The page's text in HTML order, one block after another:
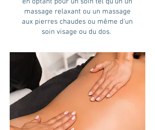
massage relaxant ou un massage
aux pierres chaudes ou même d'un
soin visage ou du dos.